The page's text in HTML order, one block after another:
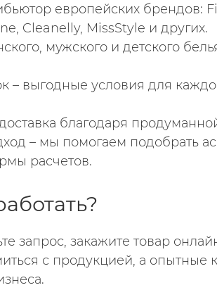
европейских брендов:
Cleanelly, MissStyle и других.
мужского и детского
– выгодные условия для
благодаря
– мы помогаем подобрать
расчетов.
запрос, закажите товар
с продукцией, а опытные